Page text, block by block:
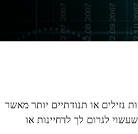
או תנודתיים יותר מאשר
לגרום לך לדחיינות או